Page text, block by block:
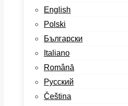
English
Polski
Български
Italiano
Română
Русский
Čeština